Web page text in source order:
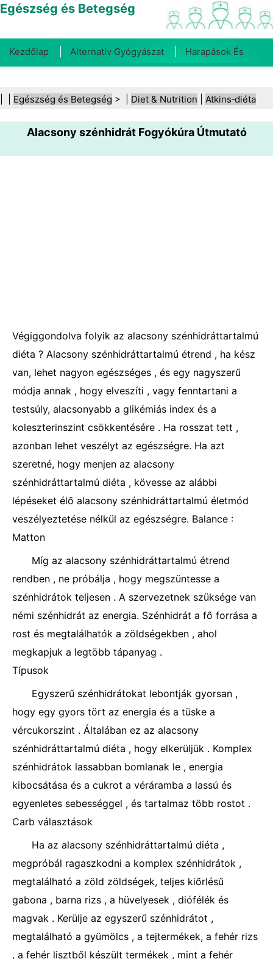
Egészség és Betegség
Kezdőlap Alternatív Gyógyászat Harapások És
Fogegészség Diéta És Táplálkozás Családi
Egészség Egészségügyi Ágazat Mentális Egészség
Közegészségügy És Biztonság Sebészet És
Egészség és Betegség > | Diet & Nutrition Atkins‑diéta
Alacsony szénhidrát Fogyókúra Útmutató
Végiggondolva folyik az alacsony szénhidráttartalmú
diéta ? Alacsony szénhidráttartalmú étrend , ha kész
van, lehet nagyon egészséges , és egy nagyszerű
módja annak , hogy elveszíti , vagy fenntartani a
testsúly, alacsonyabb a glikémiás index és a
koleszterinszint csökkentésére . Ha rosszat tett ,
azonban lehet veszélyt az egészségre. Ha azt
szeretné, hogy menjen az alacsony
szénhidráttartalmú diéta , kövesse az alábbi
lépéseket élő alacsony szénhidráttartalmú életmód
veszélyeztetése nélkül az egészségre. Balance :
Matton
Míg az alacsony szénhidráttartalmú étrend
rendben , ne próbálja , hogy megszüntesse a
szénhidrátok teljesen . A szervezetnek szüksége van
némi szénhidrát az energia. Szénhidrát a fő forrása a
rost és megtalálhatók a zöldségekben , ahol
megkapjuk a legtöbb tápanyag .
Típusok
Egyszerű szénhidrátokat lebontják gyorsan ,
hogy egy gyors tört az energia és a tüske a
vércukorszint . Általában ez az alacsony
szénhidráttartalmú diéta , hogy elkerüljük . Komplex
szénhidrátok lassabban bomlanak le , energia
kibocsátása és a cukrot a véráramba a lassú és
egyenletes sebességgel , és tartalmaz több rostot .
Carb választások
Ha az alacsony szénhidráttartalmú diéta ,
megpróbál ragaszkodni a komplex szénhidrátok ,
megtalálható a zöld zöldségek, teljes kiőrlésű
gabona , barna rizs , a hüvelyesek , diófélék és
magvak . Kerülje az egyszerű szénhidrátot ,
megtalálható a gyümölcs , a tejtermékek, a fehér rizs
, a fehér lisztből készült termékek , mint a fehér